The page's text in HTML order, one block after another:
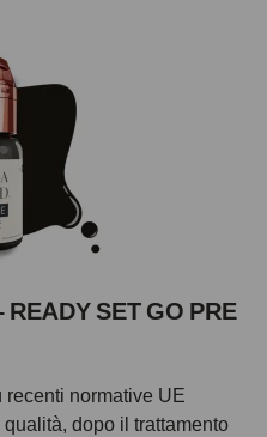
SET GO PRE
normative UE
dopo il trattamento